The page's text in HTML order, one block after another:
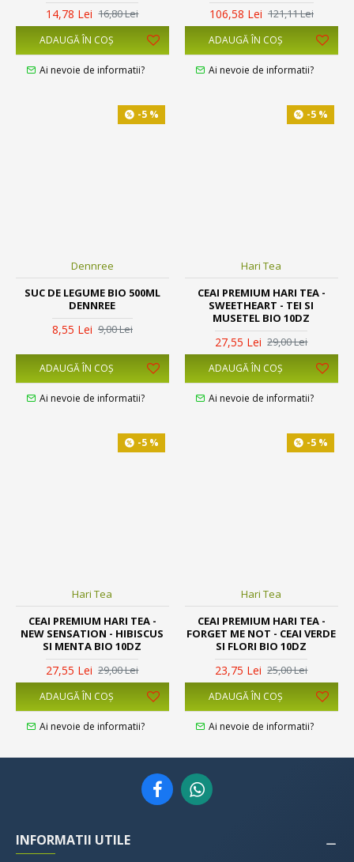
14,78 Lei 16,80 Lei
ADAUGĂ ÎN COŞ
Ai nevoie de informatii?
106,58 Lei 121,11 Lei
ADAUGĂ ÎN COŞ
Ai nevoie de informatii?
-5 %
Dennree
SUC DE LEGUME BIO 500ML
DENNREE
8,55 Lei 9,00 Lei
ADAUGĂ ÎN COŞ
Ai nevoie de informatii?
-5 %
Hari Tea
CEAI PREMIUM HARI TEA -
SWEETHEART - TEI SI
MUSETEL BIO 10DZ
27,55 Lei 29,00 Lei
ADAUGĂ ÎN COŞ
Ai nevoie de informatii?
-5 %
Hari Tea
CEAI PREMIUM HARI TEA -
NEW SENSATION - HIBISCUS
SI MENTA BIO 10DZ
27,55 Lei 29,00 Lei
ADAUGĂ ÎN COŞ
Ai nevoie de informatii?
-5 %
Hari Tea
CEAI PREMIUM HARI TEA -
FORGET ME NOT - CEAI VERDE
SI FLORI BIO 10DZ
23,75 Lei 25,00 Lei
ADAUGĂ ÎN COŞ
Ai nevoie de informatii?
INFORMATII UTILE